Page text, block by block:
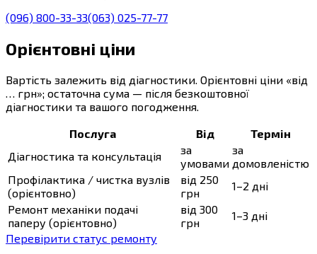
(096) 800-33-33(063) 025-77-77
Орієнтовні ціни
Вартість залежить від діагностики. Орієнтовні ціни «від
… грн»; остаточна сума — після безкоштовної
діагностики та вашого погодження.
Послуга
Від
Термін
Діагностика та консультація
за
умовами
за
домовленістю
Профілактика / чистка вузлів
(орієнтовно)
від 250
грн
1–2 дні
Ремонт механіки подачі
паперу (орієнтовно)
від 300
грн
1–3 дні
Перевірити статус ремонту